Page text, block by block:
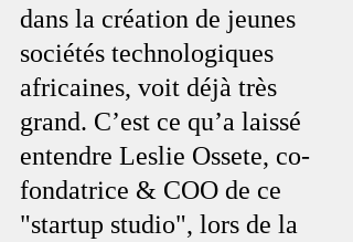
dans la création de jeunes
sociétés technologiques
africaines, voit déjà très
grand. C’est ce qu’a laissé
entendre Leslie Ossete, co-
fondatrice & COO de ce
"startup studio", lors de la